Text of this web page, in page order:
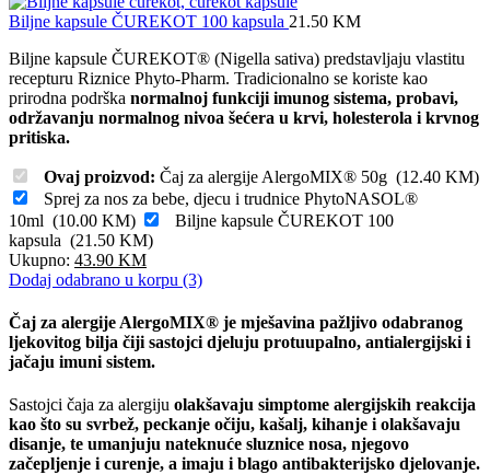
Biljne kapsule ČUREKOT 100 kapsula 21.50 KM
Biljne kapsule ČUREKOT® (Nigella sativa) predstavljaju vlastitu
recepturu Riznice Phyto-Pharm. Tradicionalno se koriste kao
prirodna podrška normalnoj funkciji imunog sistema, probavi,
održavanju normalnog nivoa šećera u krvi, holesterola i krvnog
pritiska.
Ovaj proizvod: Čaj za alergije AlergoMIX® 50g (12.40 KM)
Sprej za nos za bebe, djecu i trudnice PhytoNASOL®
10ml (10.00 KM)
Biljne kapsule ČUREKOT 100
kapsula (21.50 KM)
Ukupno: 43.90 KM
Dodaj odabrano u korpu (3)
Čaj za alergije AlergoMIX® je mješavina pažljivo odabranog
ljekovitog bilja čiji sastojci djeluju protuupalno, antialergijski i
jačaju imuni sistem.
Sastojci čaja za alergiju olakšavaju simptome alergijskih reakcija
kao što su svrbež, peckanje očiju, kašalj, kihanje i olakšavaju
disanje, te umanjuju nateknuće sluznice nosa, njegovo
začepljenje i curenje, a imaju i blago antibakterijsko djelovanje.